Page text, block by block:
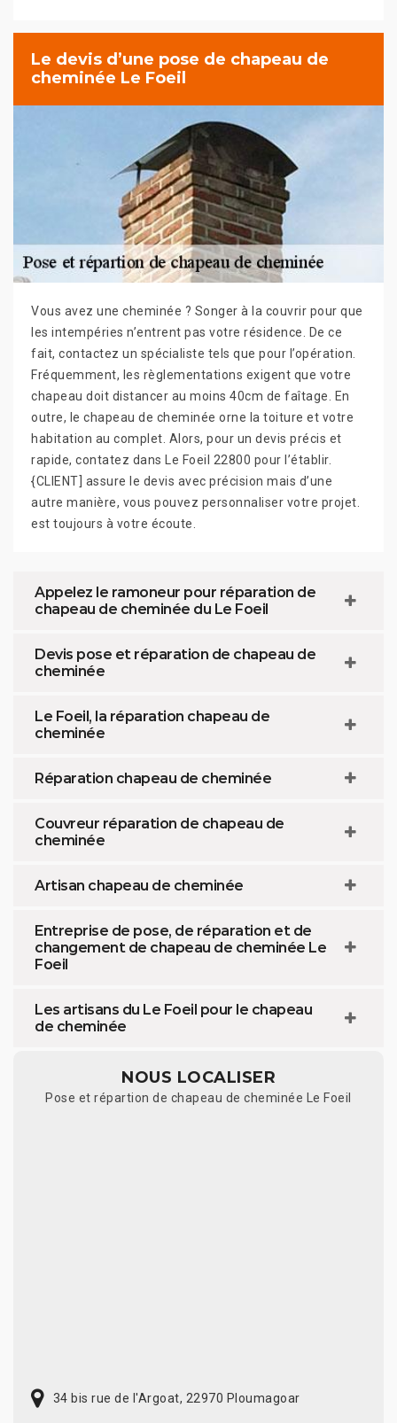
Le devis d’une pose de chapeau de
cheminée Le Foeil
Vous avez une cheminée ? Songer à la couvrir pour que
les intempéries n’entrent pas votre résidence. De ce
fait, contactez un spécialiste tels que pour l’opération.
Fréquemment, les règlementations exigent que votre
chapeau doit distancer au moins 40cm de faîtage. En
outre, le chapeau de cheminée orne la toiture et votre
habitation au complet. Alors, pour un devis précis et
rapide, contatez dans Le Foeil 22800 pour l’établir.
{CLIENT] assure le devis avec précision mais d’une
autre manière, vous pouvez personnaliser votre projet.
est toujours à votre écoute.
Appelez le ramoneur pour réparation de
chapeau de cheminée du Le Foeil
Devis pose et réparation de chapeau de
cheminée
Le Foeil, la réparation chapeau de
cheminée
Réparation chapeau de cheminée
Couvreur réparation de chapeau de
cheminée
Artisan chapeau de cheminée
Entreprise de pose, de réparation et de
changement de chapeau de cheminée Le
Foeil
Les artisans du Le Foeil pour le chapeau
de cheminée
NOUS LOCALISER
Pose et répartion de chapeau de cheminée Le Foeil
34 bis rue de l'Argoat, 22970 Ploumagoar